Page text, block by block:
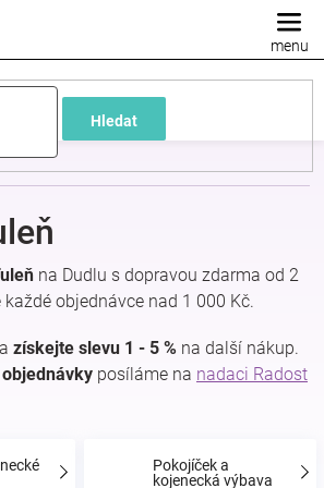
Hledat
na Dudlu s dopravou zdarma od 2
objednávce nad 1 000 Kč.
a získejte slevu 1 - 5 % na další nákup.
posíláme na nadaci Radost
Pokojíček a
kojenecká výbava